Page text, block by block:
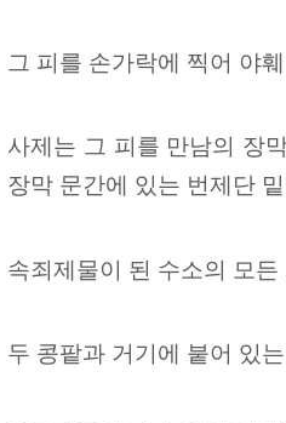
그 피를 손가락에 찍어 야
사제는 그 피를 만남의 장
장막 문간에 있는 번제단
속죄제물이 된 수소의 모
두 콩팥과 거기에 붙어 있